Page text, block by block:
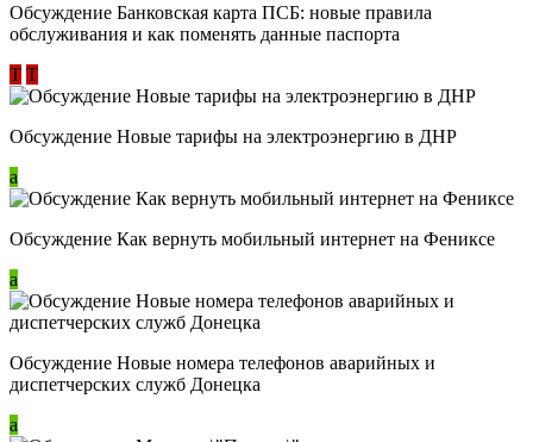
Обсуждение ​Банковская карта ПСБ: новые правила
обслуживания и как поменять данные паспорта
Т Т
Обсуждение Новые тарифы на электроэнергию в ДНР
a
Обсуждение Как вернуть мобильный интернет на Фениксе
a
Обсуждение Новые номера телефонов аварийных и
диспетчерских служб Донецка
a